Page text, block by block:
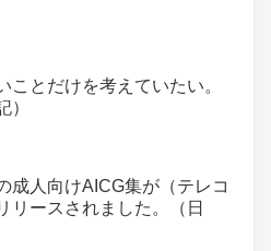
ことだけを考えていたい。
）
成人向けAICG集が（テレコ
リースされました。（日